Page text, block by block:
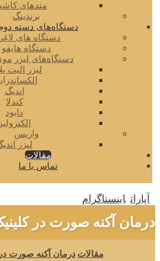
متدهای
برندینگ
دستگاه‌های دسته
دستگاه های
دستگاه هایفو
دستگاه‌های لیزر
لیزر الیت
اندیگ
کندلا
دایود
الکترولیز
واریس
لیزر
مقالات
تماس با ما
آپارات اینستاگرام
درمان آکنه صورت در
مقالات درمان آکنه صورت در